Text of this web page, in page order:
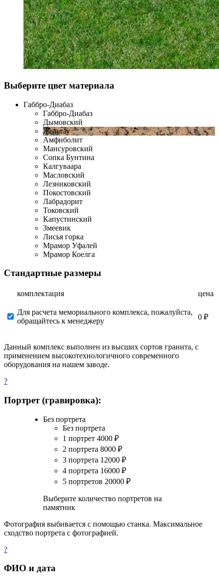
Выберите цвет материала
Габбро-Диабаз
Габбро-Диабаз
Дымовский
Жельтау
Амфиболит
Мансуровский
Сопка Бунтина
Калгуваара
Масловский
Лезниковский
Покостовский
Лабрадорит
Токовский
Капустинский
Змеевик
Лисья горка
Мрамор Уфалей
Мрамор Коелга
Стандартные размеры
комплектация цена
Для расчета мемориального комплекса, пожалуйста,
обращайтесь к менеджеру
0 ₽
Данный комплекс выполнен из высших сортов гранита, с
применением высокотехнологичного современного
оборудования на нашем заводе.
?
Портрет (гравировка):
Без портрета
Без портрета
1 портрет 4000 ₽
2 портрета 8000 ₽
3 портрета 12000 ₽
4 портрета 16000 ₽
5 портретов 20000 ₽
Выберите количество портретов на
памятник
Фотография выбивается с помощью станка. Максимальное
сходство портрета с фотографией.
?
ФИО и дата